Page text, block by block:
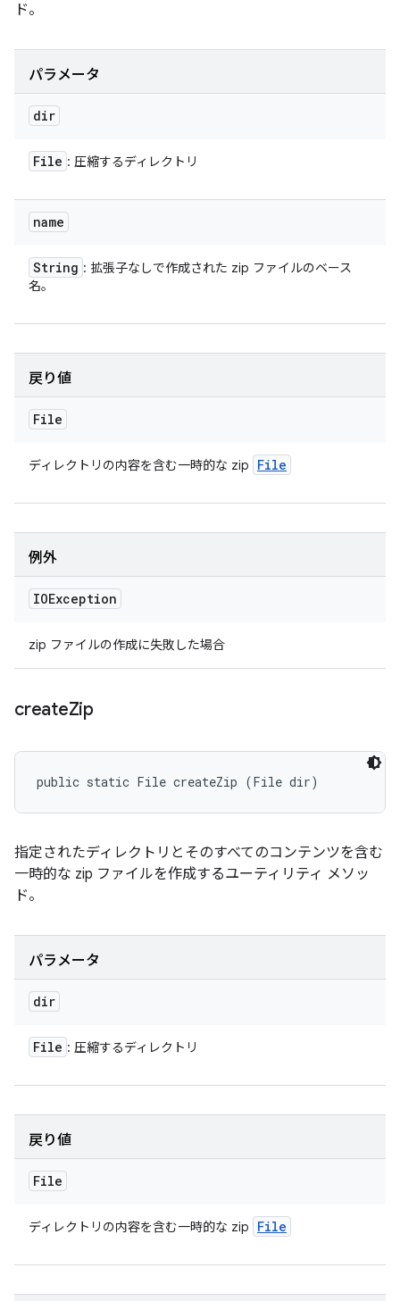
ド。
パラメータ
dir
File : 圧縮するディレクトリ
name
String : 拡張子なしで作成された zip ファイルのベース
名。
戻り値
File
ディレクトリの内容を含む一時的な zip File
例外
IOException
zip ファイルの作成に失敗した場合
createZip
public static File createZip (File dir)
指定されたディレクトリとそのすべてのコンテンツを含む
一時的な zip ファイルを作成するユーティリティ メソッ
ド。
パラメータ
dir
File : 圧縮するディレクトリ
戻り値
File
ディレクトリの内容を含む一時的な zip File